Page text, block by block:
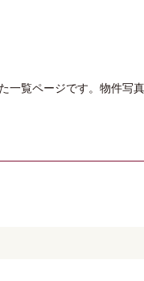
覧ページです。物件写